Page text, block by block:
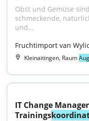
Obst und Gemüse
schmeckende,
und...
Fruchtimport van
Kleinaitingen, Raum
IT Change
Trainings